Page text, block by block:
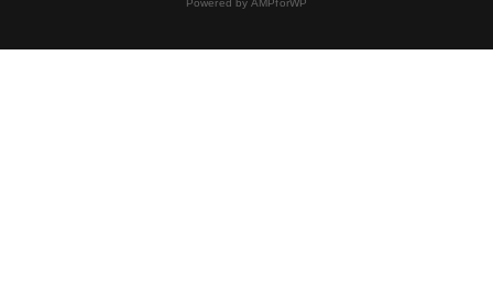
Powered by AMPforWP